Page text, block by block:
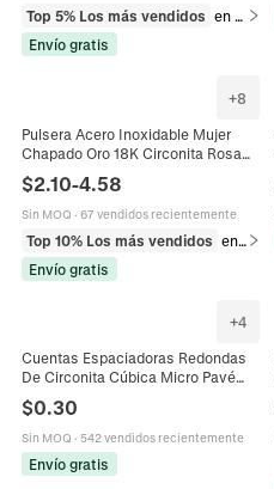
Top 5% Los más vendidos
en Pulseras
Envío gratis
+8
Pulsera Acero Inoxidable Mujer
Chapado Oro 18K Circonita Rosa
Mariposa Letra M Impermeable
Hipoalergénico Joyería
$2.10-4.58
Sin MOQ · 67 vendidos recientemente
Top 10% Los más vendidos
en Pulseras
Envío gratis
+4
Cuentas Espaciadoras Redondas
De Circonita Cúbica Micro Pavé
Bola De Cobre Para Fabricación De
Joyas DIY Pulsera Collar Charm
$0.30
Sin MOQ · 542 vendidos recientemente
Envío gratis